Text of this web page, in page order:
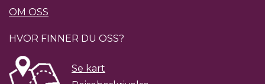
OM OSS
HVOR FINNER DU OSS?
Se kart